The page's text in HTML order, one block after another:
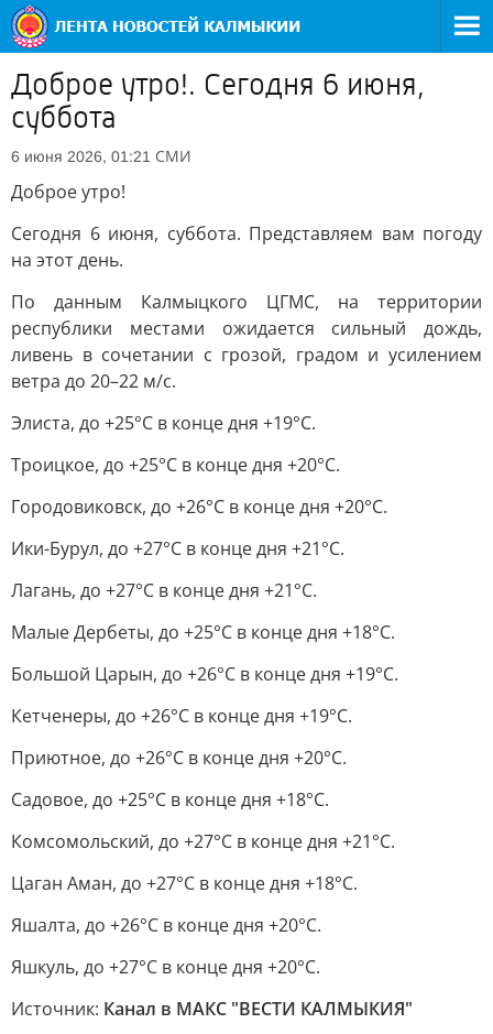
Доброе утро!. Сегодня 6 июня,
суббота
6 июня 2026, 01:21 СМИ
Доброе утро!
Сегодня 6 июня, суббота. Представляем вам погоду
на этот день.
По данным Калмыцкого ЦГМС, на территории
республики местами ожидается сильный дождь,
ливень в сочетании с грозой, градом и усилением
ветра до 20–22 м/с.
Элиста, до +25°C в конце дня +19°C.
Троицкое, до +25°C в конце дня +20°C.
Городовиковск, до +26°C в конце дня +20°C.
Ики-Бурул, до +27°C в конце дня +21°C.
Лагань, до +27°C в конце дня +21°C.
Малые Дербеты, до +25°C в конце дня +18°C.
Большой Царын, до +26°C в конце дня +19°C.
Кетченеры, до +26°C в конце дня +19°C.
Приютное, до +26°C в конце дня +20°C.
Садовое, до +25°C в конце дня +18°C.
Комсомольский, до +27°C в конце дня +21°C.
Цаган Аман, до +27°C в конце дня +18°C.
Яшалта, до +26°C в конце дня +20°C.
Яшкуль, до +27°C в конце дня +20°C.
Источник: Канал в МАКС "ВЕСТИ КАЛМЫКИЯ"